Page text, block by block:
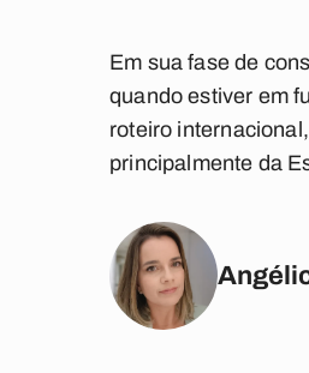
Em sua fase de
quando estiver em
roteiro
principalmente da